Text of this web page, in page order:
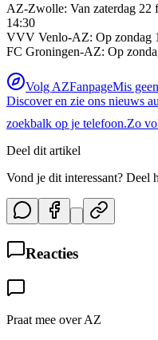
AZ-Zwolle: Van zaterdag 22
14:30
VVV Venlo-AZ: Op zondag
FC Groningen-AZ: Op
Volg AZFanpageMis
Discover en zie ons nieuws
zoekbalk op je telefoon.Zo
Deel dit artikel
Vond je dit interessant? Deel
Reacties
Praat mee over AZ